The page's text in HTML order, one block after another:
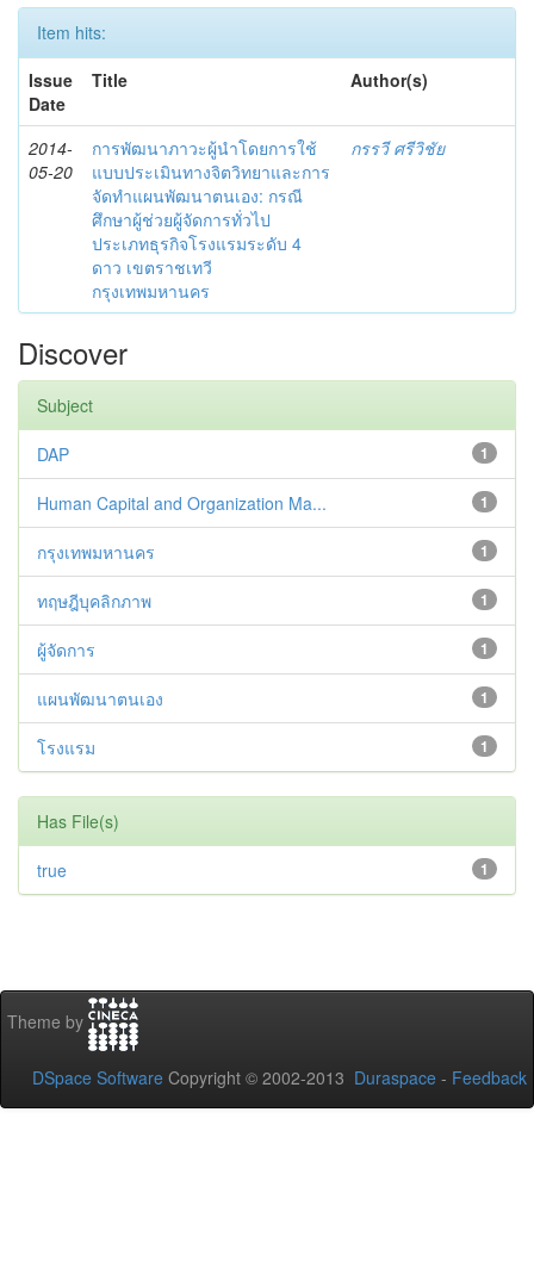
Item hits:
Issue
Date
Title Author(s)
2014-
05-20
การพัฒนาภาวะผู้นำโดยการใช้
แบบประเมินทางจิตวิทยาและการ
จัดทำแผนพัฒนาตนเอง: กรณี
ศึกษาผู้ช่วยผู้จัดการทั่วไป
ประเภทธุรกิจโรงแรมระดับ 4
ดาว เขตราชเทวี
กรุงเทพมหานคร
กรรวี ศรีวิชัย
Discover
Subject
1
DAP
1
Human Capital and Organization Ma...
1
กรุงเทพมหานคร
1
ทฤษฎีบุคลิกภาพ
1
ผู้จัดการ
1
แผนพัฒนาตนเอง
1
โรงแรม
Has File(s)
1
true
Theme by
DSpace Software Copyright © 2002-2013 Duraspace - Feedback